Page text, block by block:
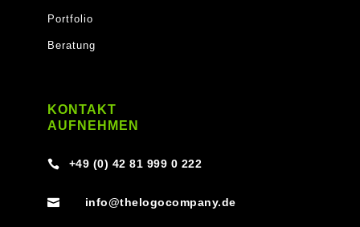
Portfolio
Beratung
KONTAKT
AUFNEHMEN
 +49 (0) 42 81 999 0 222
 info@thelogocompany.de